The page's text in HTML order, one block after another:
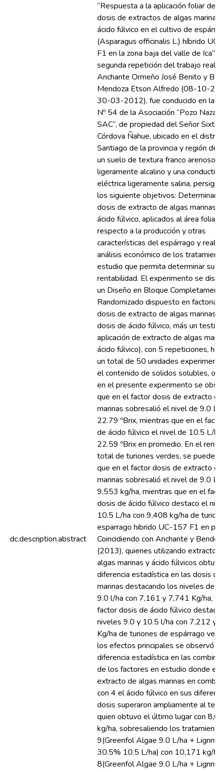
dc.description.abstract
“Respuesta a la aplicación foliar de
dosis de extractos de algas
ácido fúlvico en el cultivo de
(Asparagus officinalis L.) híbrido
F1 en la zona baja del valle de Ica”,
segunda repetición del trabajo
Anchante Ormeño José Benito y
Mendoza Etson Alfredo (08-10-
30-03-2012), fue conducido en la
Nº 54 de la Asociación “Pozo
SAC”, de propiedad del Señor Sixto
Córdova Ñahue, ubicado en el
Santiago de la provincia y región de
un suelo de textura franco arenoso,
ligeramente alcalino y una
eléctrica ligeramente salina,
los siguiente objetivos: Determinar
dosis de extracto de algas marinas,
ácido fúlvico, aplicados al área foliar,
respecto a la producción y otras
características del espárrago y
análisis económico de los
estudio que permita determinar su
rentabilidad. El experimento se
un Diseño en Bloque
Randomizado dispuesto en
dosis de extracto de algas marinas
dosis de ácido fúlvico, más un
aplicación de extracto de algas
ácido fúlvico), con 5 repeticiones,
un total de 50 unidades
el contenido de solidos solubles,
en el presente experimento se
que en el factor dosis de extracto
marinas sobresalió el nivel de 9.0
22.79 ºBrix, mientras que en el
de ácido fúlvico el nivel de 10.5 L/
22.59 ºBrix en promedio. En el
total de turiones verdes, se puede
que en el factor dosis de extracto
marinas sobresalió el nivel de 9.0
9,553 kg/ha, mientras que en el
dosis de ácido fúlvico destaco el
10.5 L/ha con 9,408 kg/ha de
esparrago hibrido UC-157 F1 en
Coincidiendo con Anchante y
(2013), quienes utilizando
algas marinas y ácido fúlvicos
diferencia estadística en las dosis
marinas destacando los niveles de
9.0 l/ha con 7,161 y 7,741 Kg/ha, y
factor dosis de ácido fúlvico
niveles 9.0 y 10.5 l/ha con 7,212 y
Kg/ha de turiones de espárrago
los efectos principales se observó
diferencia estadística en las
de los factores en estudio donde el
extracto de algas marinas en
con 4 el ácido fúlvico en sus
dosis superaron ampliamente al
quien obtuvo el último lugar con
kg/ha, sobresaliendo los
9(Greenfol Algae 9.0 L/ha +
30.5% 10.5 L/ha) con 10,171 kg/
8(Greenfol Algae 9.0 L/ha +